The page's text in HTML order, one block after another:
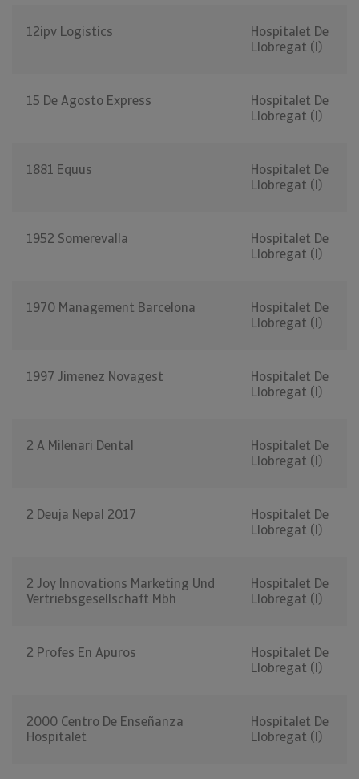
12ipv Logistics
Hospitalet De
Llobregat (l)
15 De Agosto Express
Hospitalet De
Llobregat (l)
1881 Equus
Hospitalet De
Llobregat (l)
1952 Somerevalla
Hospitalet De
Llobregat (l)
1970 Management Barcelona
Hospitalet De
Llobregat (l)
1997 Jimenez Novagest
Hospitalet De
Llobregat (l)
2 A Milenari Dental
Hospitalet De
Llobregat (l)
2 Deuja Nepal 2017
Hospitalet De
Llobregat (l)
2 Joy Innovations Marketing Und
Vertriebsgesellschaft Mbh
Hospitalet De
Llobregat (l)
2 Profes En Apuros
Hospitalet De
Llobregat (l)
2000 Centro De Enseñanza
Hospitalet
Hospitalet De
Llobregat (l)